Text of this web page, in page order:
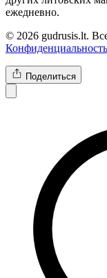
ежедневно.
© 2026 gudrusis.lt.
Конфиденциальность
Поделиться